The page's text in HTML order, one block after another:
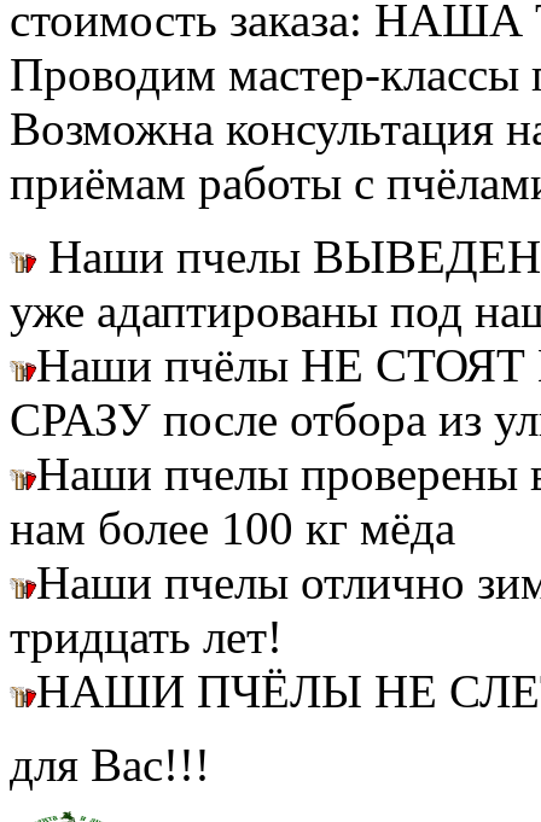
стоимость заказа:
Проводим мастер-классы
Возможна консультация
приёмам работы с
Наши пчелы
уже адаптированы под
Наши пчёлы НЕ СТОЯТ
СРАЗУ после отбора из
Наши пчелы
нам более 100 кг мёда
Наши пчелы отлично
тридцать лет!
НАШИ ПЧЁЛЫ НЕ
для Вас!!!